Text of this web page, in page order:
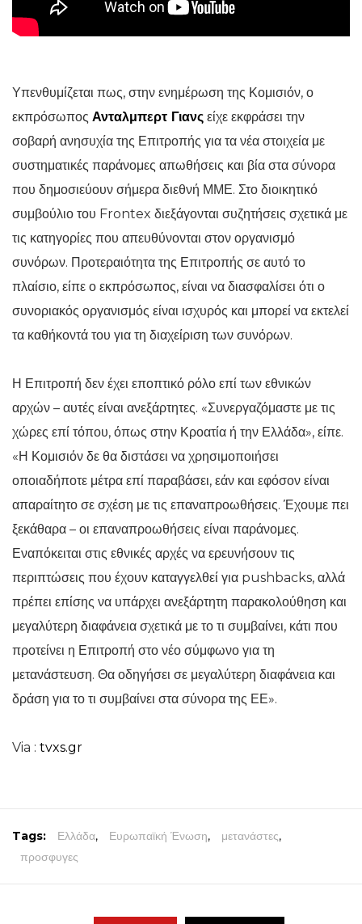
Υπενθυμίζεται πως, στην ενημέρωση της Κομισιόν, ο
εκπρόσωπος Ανταλμπερτ Γιανς είχε εκφράσει την
σοβαρή ανησυχία της Επιτροπής για τα νέα στοιχεία με
συστηματικές παράνομες απωθήσεις και βία στα σύνορα
που δημοσιεύουν σήμερα διεθνή ΜΜΕ. Στο διοικητικό
συμβούλιο του Frontex διεξάγονται συζητήσεις σχετικά με
τις κατηγορίες που απευθύνονται στον οργανισμό
συνόρων. Προτεραιότητα της Επιτροπής σε αυτό το
πλαίσιο, είπε ο εκπρόσωπος, είναι να διασφαλίσει ότι ο
συνοριακός οργανισμός είναι ισχυρός και μπορεί να εκτελεί
τα καθήκοντά του για τη διαχείριση των συνόρων.
Η Επιτροπή δεν έχει εποπτικό ρόλο επί των εθνικών
αρχών – αυτές είναι ανεξάρτητες. «Συνεργαζόμαστε με τις
χώρες επί τόπου, όπως στην Κροατία ή την Ελλάδα», είπε.
«Η Κομισιόν δε θα διστάσει να χρησιμοποιήσει
οποιαδήποτε μέτρα επί παραβάσει, εάν και εφόσον είναι
απαραίτητο σε σχέση με τις επαναπροωθήσεις. Έχουμε πει
ξεκάθαρα – οι επαναπροωθήσεις είναι παράνομες.
Εναπόκειται στις εθνικές αρχές να ερευνήσουν τις
περιπτώσεις που έχουν καταγγελθεί για pushbacks, αλλά
πρέπει επίσης να υπάρχει ανεξάρτητη παρακολούθηση και
μεγαλύτερη διαφάνεια σχετικά με το τι συμβαίνει, κάτι που
προτείνει η Επιτροπή στο νέο σύμφωνο για τη
μετανάστευση. Θα οδηγήσει σε μεγαλύτερη διαφάνεια και
δράση για το τι συμβαίνει στα σύνορα της ΕΕ».
Via : tvxs.gr
Tags: Ελλάδα, Ευρωπαϊκή Ένωση, μετανάστες,
προσφυγες